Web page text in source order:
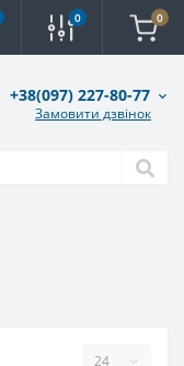
0 0
+38(097) 227-80-77
Замовити дзвінок